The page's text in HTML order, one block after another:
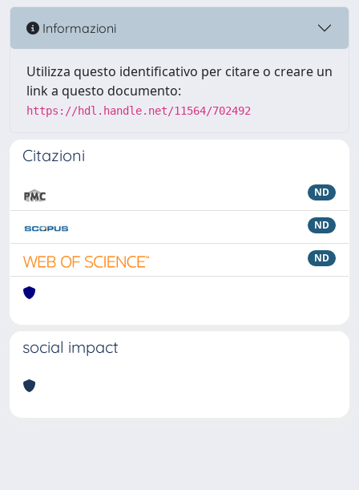
Informazioni
Utilizza questo identificativo per citare o creare un
link a questo documento:
https://hdl.handle.net/11564/702492
Citazioni
ND
ND
ND
social impact